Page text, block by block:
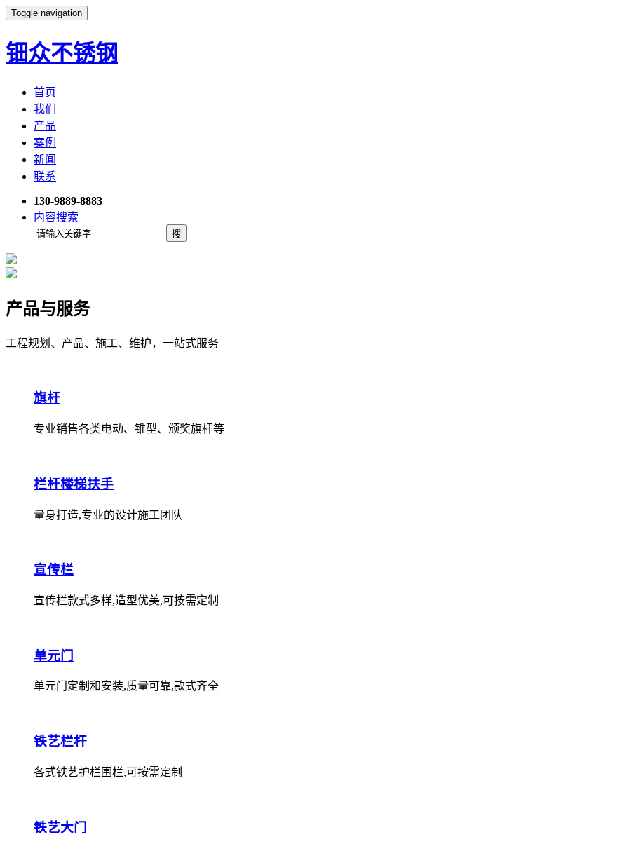
Toggle navigation
钿众不锈钢
首页
我们
产品
案例
新闻
联系
130-9889-8883
内容搜索
产品与服务
工程规划、产品、施工、维护，一站式服务
旗杆
专业销售各类电动、锥型、颁奖旗杆等
栏杆楼梯扶手
量身打造,专业的设计施工团队
宣传栏
宣传栏款式多样,造型优美,可按需定制
单元门
单元门定制和安装,质量可靠,款式齐全
铁艺栏杆
各式铁艺护栏围栏,可按需定制
铁艺大门